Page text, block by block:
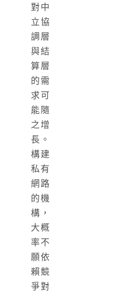
對中
立協
調層
與結
算層
的需
求可
能隨
之增
長。
構建
私有
網路
的機
構，
大概
率不
願依
賴競
爭對